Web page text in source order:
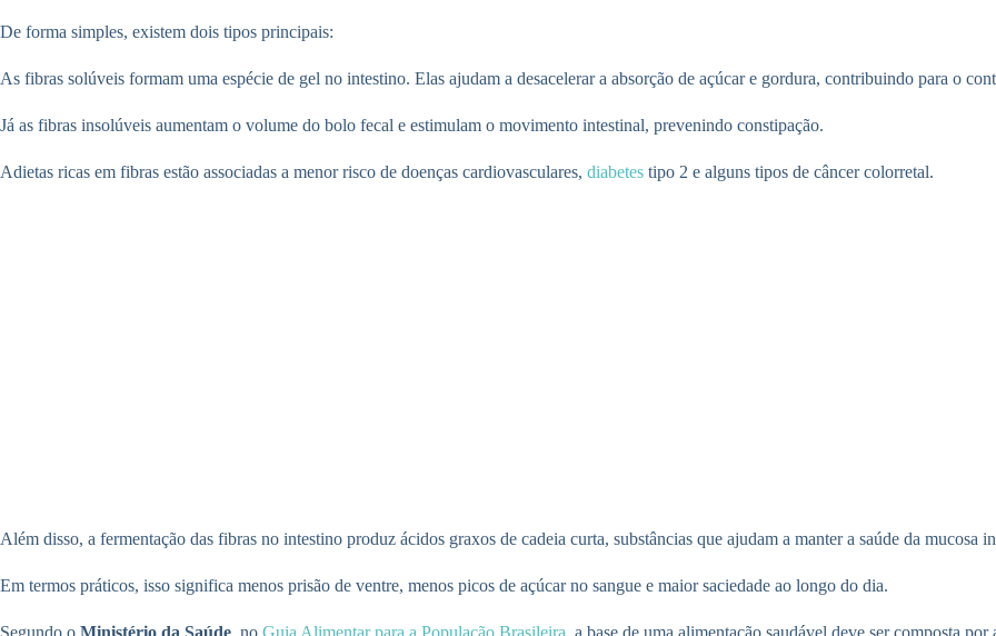
De forma simples, existem dois tipos principais:
As fibras solúveis formam uma espécie de gel no intestino. Elas ajudam a desacelerar a absorção de açúcar e gordura, contribuindo para o
Já as fibras insolúveis aumentam o volume do bolo fecal e estimulam o movimento intestinal, prevenindo constipação.
Adietas ricas em fibras estão associadas a menor risco de doenças cardiovasculares, diabetes tipo 2 e alguns tipos de câncer colorretal.
Além disso, a fermentação das fibras no intestino produz ácidos graxos de cadeia curta, substâncias que ajudam a manter a saúde da mucosa
Em termos práticos, isso significa menos prisão de ventre, menos picos de açúcar no sangue e maior saciedade ao longo do dia.
Segundo o Ministério da Saúde , no Guia Alimentar para a População Brasileira , a base de uma alimentação saudável deve ser composta